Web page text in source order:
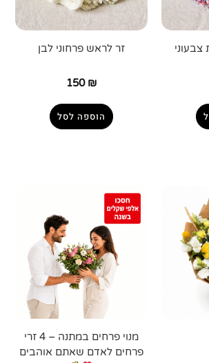
צבעוני זר לראש פרחוני לבן
150 ₪
הוספה לסל
מנוי פרחים במתנה – 4 זרי
פרחים לאדם שאתם אוהבים